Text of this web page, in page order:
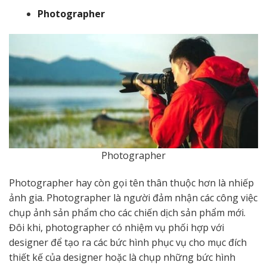
Photographer
Photographer
Photographer hay còn gọi tên thân thuộc hơn là nhiếp
ảnh gia. Photographer là người đảm nhận các công việc
chụp ảnh sản phẩm cho các chiến dịch sản phẩm mới.
Đôi khi, photographer có nhiệm vụ phối hợp với
designer để tạo ra các bức hình phục vụ cho mục đích
thiết kế của designer hoặc là chụp những bức hình